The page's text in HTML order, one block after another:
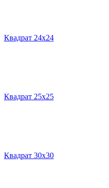
Квадрат 24х24
Квадрат 25х25
Квадрат 30х30